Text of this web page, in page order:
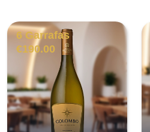
6 Garrafas
€190.00